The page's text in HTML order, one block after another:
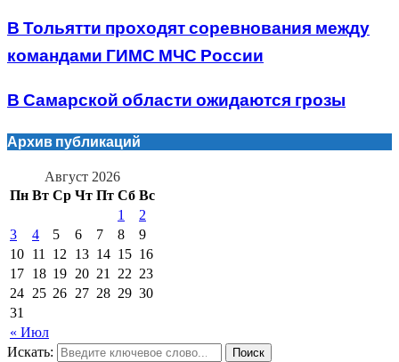
В Тольятти проходят соревнования между
командами ГИМС МЧС России
В Самарской области ожидаются грозы
Архив публикаций
Август 2026
Пн Вт Ср Чт Пт Сб Вс
« Июл
1
2
3
4 5 6 7 8
9
10 11 12 13 14 15 16
17 18 19 20 21 22 23
24 25 26 27 28 29 30
31
Искать: Поиск